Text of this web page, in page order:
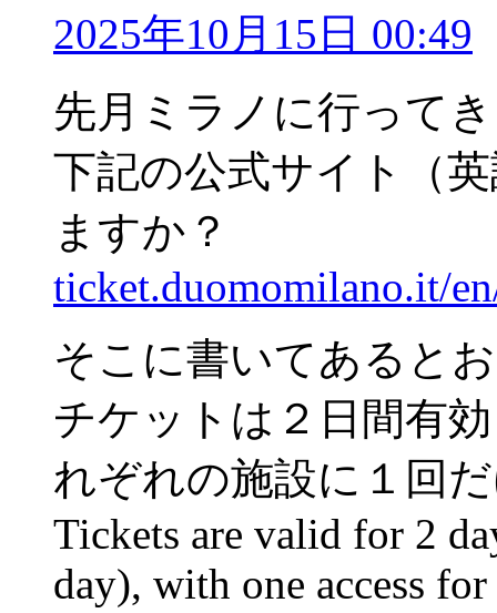
2025年10月15日 00:49
先月ミラノに行って
下記の公式サイト（
ますか？
ticket.duomomilano.it/
そこに書いてあると
チケットは２日間有
れぞれの施設に１回
Tickets are valid for 2
day), with one access for